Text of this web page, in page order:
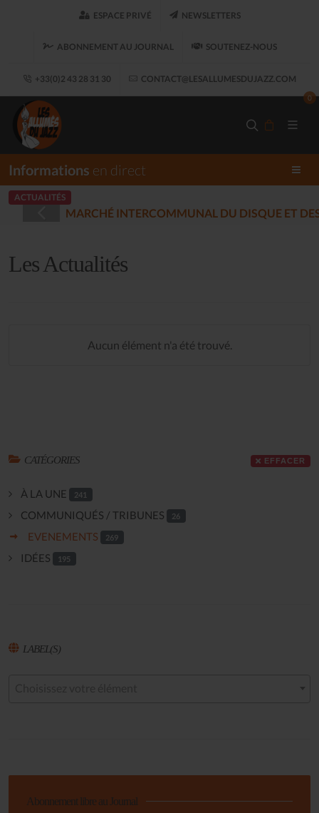
ESPACE PRIVÉ NEWSLETTERS
ABONNEMENT AU JOURNAL SOUTENEZ-NOUS
+33(0)2 43 28 31 30 CONTACT@LESALLUMESDUJAZZ.COM
0
Informations en direct
ACTUALITÉS
- PLOUARET(2025-12-17)
Les Actualités
Aucun élément n'a été trouvé.
CATÉGORIES EFFACER
À LA UNE 241
COMMUNIQUÉS / TRIBUNES 26
EVENEMENTS 269
IDÉES 195
LABEL(S)
Abonnement libre au Journal